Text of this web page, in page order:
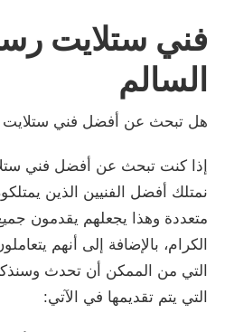
فني ستلايت
السالم
هل تبحث عن أفضل فني ستلايت
إذا كنت تبحث عن أفضل فني
نمتلك أفضل الفنيين الذين
متعددة وهذا يجعلهم يقدمون
الكرام، بالإضافة إلى أنهم
التي من الممكن أن تحدث
التي يتم تقديمها في الآتي: